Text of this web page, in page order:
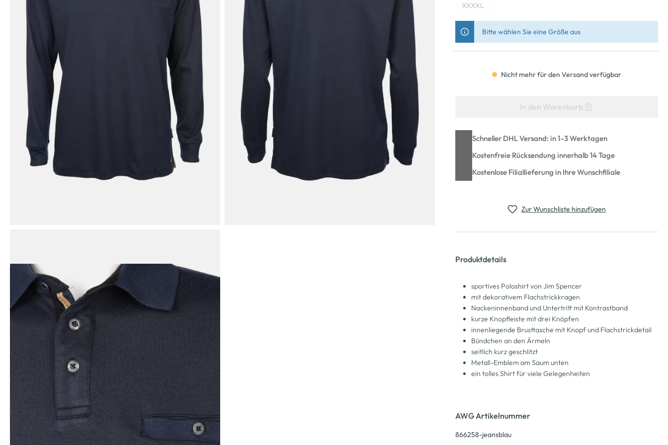
XXXXL
Bitte wählen Sie eine Größe aus
Nicht mehr für den Versand verfügbar
In den Warenkorb
Schneller DHL Versand: in 1–3 Werktagen
Kostenfreie Rücksendung innerhalb 14 Tage
Kostenlose Filiallieferung in Ihre Wunschfiliale
Zur Wunschliste hinzufügen
Produktdetails
sportives Poloshirt von Jim Spencer
mit dekorativem Flachstrickkragen
Nackeninnenband und Untertritt mit Kontrastband
kurze Knopfleiste mit drei Knöpfen
innenliegende Brusttasche mit Knopf und Flachstrickdetail
Bündchen an den Ärmeln
seitlich kurz geschlitzt
Metall-Emblem am Saum unten
ein tolles Shirt für viele Gelegenheiten
AWG Artikelnummer
866258-jeansblau